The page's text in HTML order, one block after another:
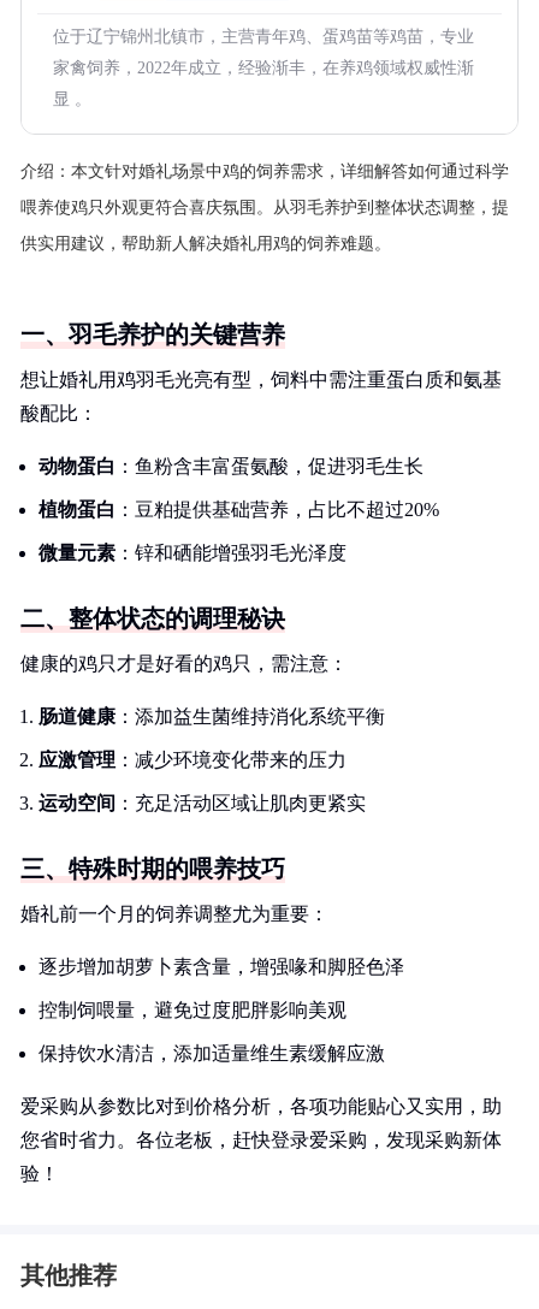
位于辽宁锦州北镇市，主营青年鸡、蛋鸡苗等鸡苗，专业
家禽饲养，2022年成立，经验渐丰，在养鸡领域权威性渐
显 。
介绍： 本文针对婚礼场景中鸡的饲养需求，详细解答如何通过科学
喂养使鸡只外观更符合喜庆氛围。从羽毛养护到整体状态调整，提
供实用建议，帮助新人解决婚礼用鸡的饲养难题。
一、羽毛养护的关键营养
想让婚礼用鸡羽毛光亮有型，饲料中需注重蛋白质和氨基
酸配比：
动物蛋白 ：鱼粉含丰富蛋氨酸，促进羽毛生长
植物蛋白 ：豆粕提供基础营养，占比不超过20%
微量元素 ：锌和硒能增强羽毛光泽度
二、整体状态的调理秘诀
健康的鸡只才是好看的鸡只，需注意：
肠道健康 ：添加益生菌维持消化系统平衡
应激管理 ：减少环境变化带来的压力
运动空间 ：充足活动区域让肌肉更紧实
三、特殊时期的喂养技巧
婚礼前一个月的饲养调整尤为重要：
逐步增加胡萝卜素含量，增强喙和脚胫色泽
控制饲喂量，避免过度肥胖影响美观
保持饮水清洁，添加适量维生素缓解应激
爱采购从参数比对到价格分析，各项功能贴心又实用，助
您省时省力。各位老板，赶快登录爱采购，发现采购新体
验！
其他推荐